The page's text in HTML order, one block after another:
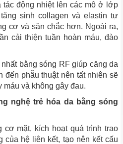
tác động nhiệt lên các mô ở lớp
sinh collagen và elastin tự
cơ và săn chắc hơn. Ngoài ra,
cải thiện tuần hoàn máu, đào
bằng sóng RF giúp căng da
đến phẫu thuật nên tất nhiên sẽ
máu và không gây đau.
nghệ trẻ hóa da bằng sóng
cơ mặt, kích hoạt quá trình trao
của hệ liên kết, tạo nên kết cấu